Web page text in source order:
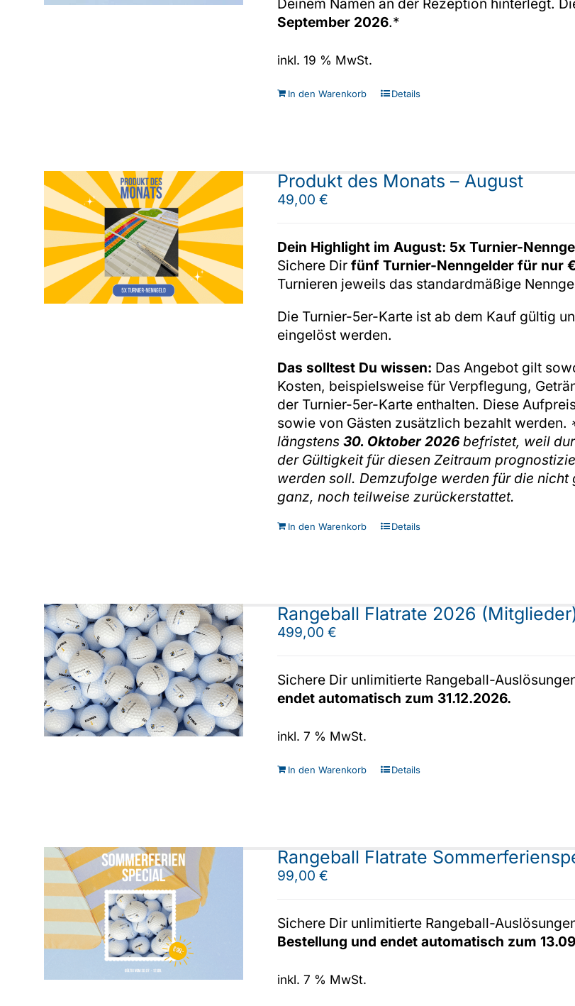
Deinem Namen an der Rezeption hinterlegt.
September 2026.*
inkl. 19 % MwSt.
In den Warenkorb Details
Produkt des Monats – August
49,00€
Dein Highlight im August: 5x Turnier-
Sichere Dirfünf Turnier-Nenngelder für nur
Turnieren jeweils das standardmäßige
Die Turnier-5er-Karte ist ab dem Kauf gültig
eingelöst werden.
Das solltest Du wissen: Das Angebot gilt
Kosten, beispielsweise für Verpflegung,
der Turnier-5er-Karte enthalten. Diese
sowie von Gästen zusätzlich bezahlt werden.
längstens30. Oktober 2026befristet, weil
der Gültigkeit für diesen Zeitraum
werden soll. Demzufolge werden für die
ganz, noch teilweise zurückerstattet.
In den Warenkorb Details
Rangeball Flatrate 2026
499,00€
Sichere Dir unlimitierte Rangeball-
endet automatisch zum 31.12.2026.
inkl. 7 % MwSt.
In den Warenkorb Details
Rangeball Flatrate
99,00€
Sichere Dir unlimitierte Rangeball-
Bestellung und endet automatisch zum
inkl. 7 % MwSt.